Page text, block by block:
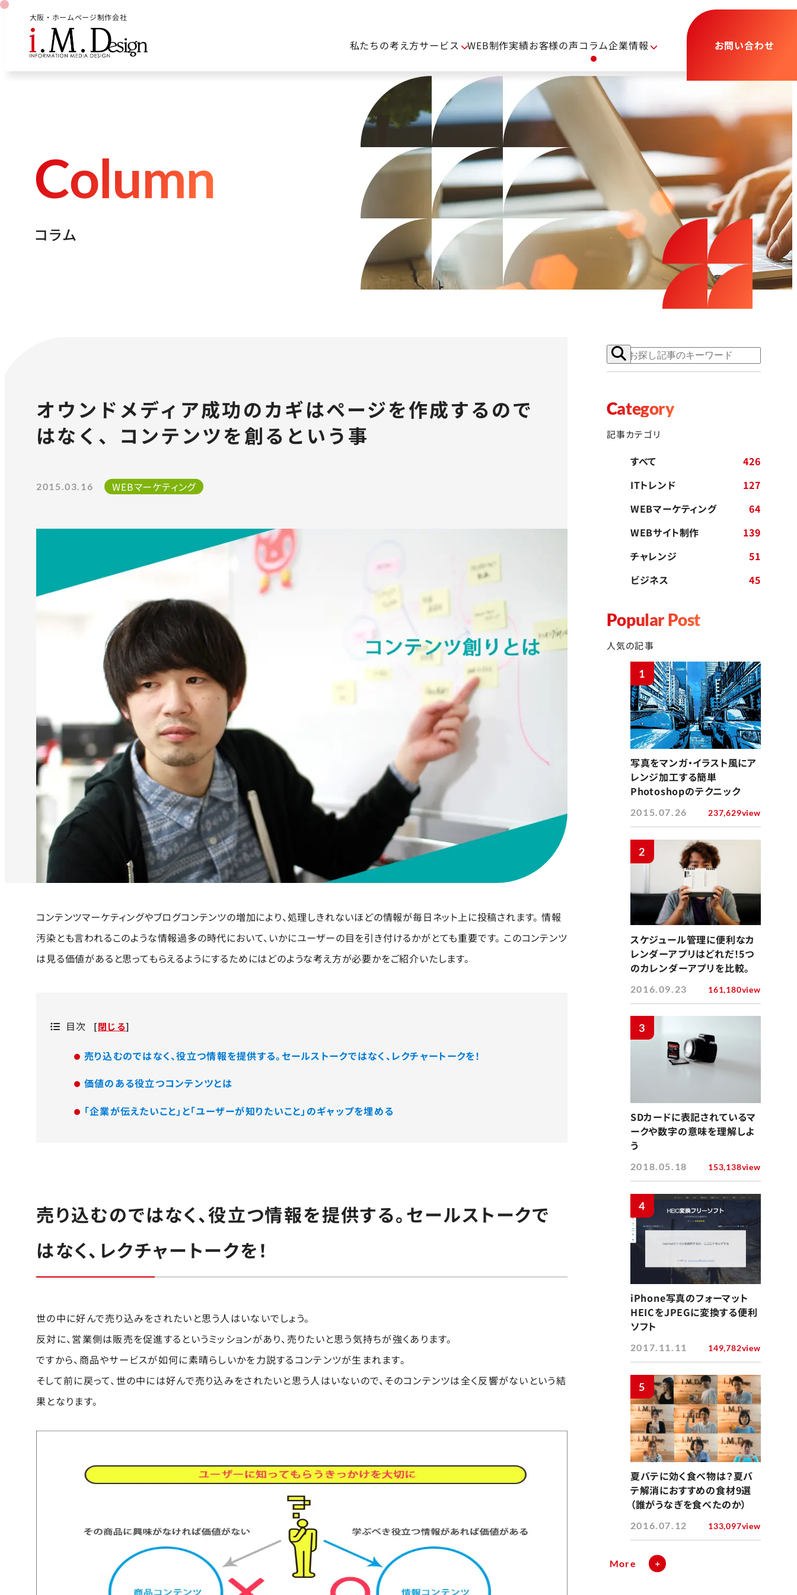
大阪・ホームページ制作会社
私たちの考え方サービス WEB制作実績お客様の声コラム企業情報 お問い合わせ
Column
コラム
オウンドメディア成功のカギはページを作成するので
はなく、コンテンツを創るという事
2015.03.16 WEBマーケティング
コンテンツマーケティングやブログコンテンツの増加により、処理しきれないほどの情報が毎日ネット上に投稿されます。 情報
汚染とも言われるこのような情報過多の時代において、いかにユーザーの目を引き付けるかがとても重要です。 このコンテンツ
は見る価値があると思ってもらえるようにするためにはどのような考え方が必要かをご紹介いたします。
目次 [閉じる]
売り込むのではなく、役立つ情報を提供する。セールストークではなく、レクチャートークを！
価値のある役立つコンテンツとは
「企業が伝えたいこと」と「ユーザーが知りたいこと」のギャップを埋める
売り込むのではなく、役立つ情報を提供する。セールストークで
はなく、レクチャートークを！
世の中に好んで売り込みをされたいと思う人はいないでしょう。
反対に、営業側は販売を促進するというミッションがあり、売りたいと思う気持ちが強くあります。
ですから、商品やサービスが如何に素晴らしいかを力説するコンテンツが生まれます。
そして前に戻って、世の中には好んで売り込みをされたいと思う人はいないので、そのコンテンツは全く反響がないという結
果となります。
Category
記事カテゴリ
すべて
426
ITトレンド
127
WEBマーケティング
64
WEBサイト制作
139
チャレンジ
51
ビジネス
45
Popular Post
人気の記事
1
写真をマンガ・イラスト風にア
レンジ加工する簡単
Photoshopのテクニック
2015.07.26 237,629view
2
スケジュール管理に便利なカ
レンダーアプリはどれだ！5つ
のカレンダーアプリを比較。
2016.09.23 161,180view
3
SDカードに表記されているマ
ークや数字の意味を理解しよ
う
2018.05.18 153,138view
4
iPhone写真のフォーマット
HEICをJPEGに変換する便利
ソフト
2017.11.11 149,782view
5
夏バテに効く食べ物は？夏バ
テ解消におすすめの食材9選
（誰がうなぎを食べたのか）
2016.07.12 133,097view
More